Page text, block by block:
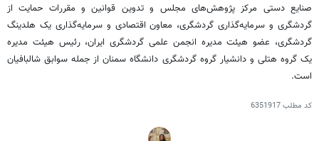
صنایع دستی مرکز پژوهش‌های مجلس و تدوین قوانین و مقررات حمایت از
گردشگری و سرمایه‌گذاری گردشگری، معاون اقتصادی و سرمایه‌گذاری یک هلدینگ
گردشگری، عضو هیئت مدیره انجمن علمی گردشگری ایران، رئیس هیئت مدیره
یک گروه هتلی و دانشیار گروه گردشگری دانشگاه سمنان از جمله سوابق شالبافیان
است.
کد مطلب6351917